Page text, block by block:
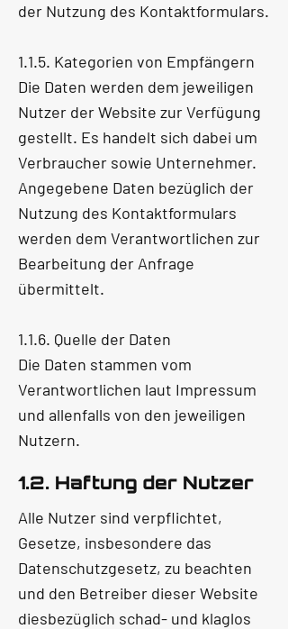
der Nutzung des Kontaktformulars.
1.1.5. Kategorien von Empfängern
Die Daten werden dem jeweiligen
Nutzer der Website zur Verfügung
gestellt. Es handelt sich dabei um
Verbraucher sowie Unternehmer.
Angegebene Daten bezüglich der
Nutzung des Kontaktformulars
werden dem Verantwortlichen zur
Bearbeitung der Anfrage
übermittelt.
1.1.6. Quelle der Daten
Die Daten stammen vom
Verantwortlichen laut Impressum
und allenfalls von den jeweiligen
Nutzern.
1.2. Haftung der Nutzer
Alle Nutzer sind verpflichtet,
Gesetze, insbesondere das
Datenschutzgesetz, zu beachten
und den Betreiber dieser Website
diesbezüglich schad- und klaglos